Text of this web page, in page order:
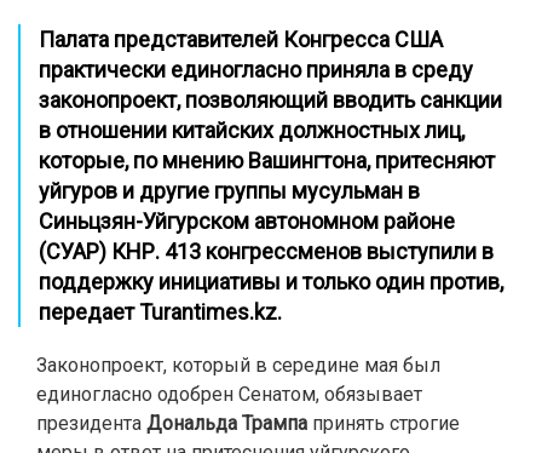
Палата представителей Конгресса США
практически единогласно приняла в среду
законопроект, позволяющий вводить санкции
в отношении китайских должностных лиц,
которые, по мнению Вашингтона, притесняют
уйгуров и другие группы мусульман в
Синьцзян-Уйгурском автономном районе
(СУАР) КНР. 413 конгрессменов выступили в
поддержку инициативы и только один против,
передает Turantimes.kz.
Законопроект, который в середине мая был
единогласно одобрен Сенатом, обязывает
президента Дональда Трампа принять строгие